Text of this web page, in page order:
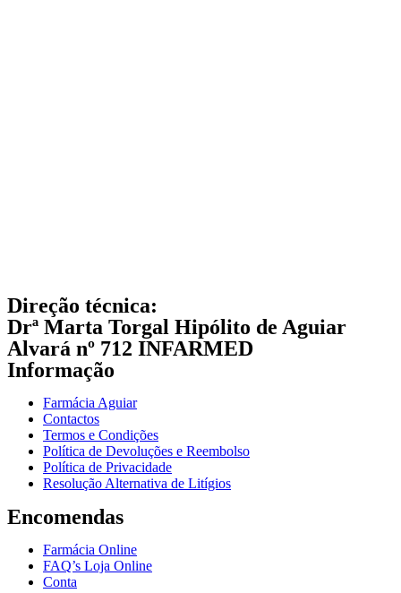
Direção técnica:
Drª Marta Torgal Hipólito de Aguiar
Alvará nº 712 INFARMED
Informação
Farmácia Aguiar
Contactos
Termos e Condições
Política de Devoluções e Reembolso
Política de Privacidade
Resolução Alternativa de Litígios
Encomendas
Farmácia Online
FAQ’s Loja Online
Conta